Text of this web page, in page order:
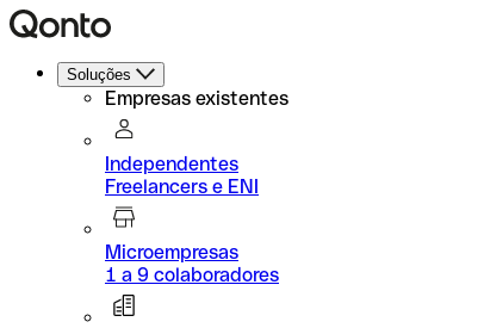
Soluções
Empresas existentes
Independentes
Freelancers e ENI
Microempresas
1 a 9 colaboradores